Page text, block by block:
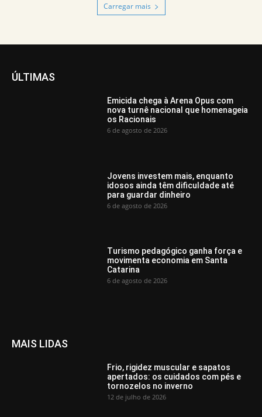
Carregar mais
ÚLTIMAS
Emicida chega à Arena Opus com
nova turnê nacional que homenageia
os Racionais
6 de agosto de 2026
Jovens investem mais, enquanto
idosos ainda têm dificuldade até
para guardar dinheiro
6 de agosto de 2026
Turismo pedagógico ganha força e
movimenta economia em Santa
Catarina
6 de agosto de 2026
MAIS LIDAS
Frio, rigidez muscular e sapatos
apertados: os cuidados com pés e
tornozelos no inverno
12 de julho de 2026